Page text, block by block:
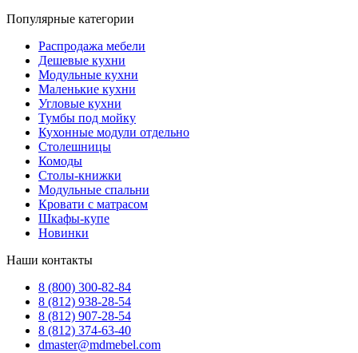
Популярные категории
Распродажа мебели
Дешевые кухни
Модульные кухни
Маленькие кухни
Угловые кухни
Тумбы под мойку
Кухонные модули отдельно
Столешницы
Комоды
Столы-книжки
Модульные спальни
Кровати с матрасом
Шкафы-купе
Новинки
Наши контакты
8 (800) 300-82-84
8 (812) 938-28-54
8 (812) 907-28-54
8 (812) 374-63-40
dmaster@mdmebel.com